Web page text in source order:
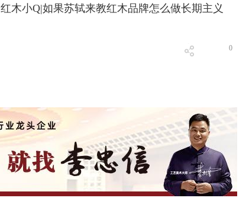
红木小Q|如果苏轼来教红木品牌怎么做长期主义
0